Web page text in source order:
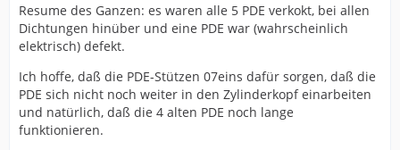
Resume des Ganzen: es waren alle 5 PDE verkokt, bei allen
Dichtungen hinüber und eine PDE war (wahrscheinlich
elektrisch) defekt.
Ich hoffe, daß die PDE-Stützen 07eins dafür sorgen, daß die
PDE sich nicht noch weiter in den Zylinderkopf einarbeiten
und natürlich, daß die 4 alten PDE noch lange
funktionieren.